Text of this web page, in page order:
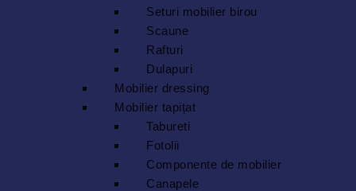
Seturi mobilier birou
Scaune
Rafturi
Dulapuri
Mobilier dressing
Mobilier tapițat
Tabureti
Fotolii
Componente de mobilier
Canapele